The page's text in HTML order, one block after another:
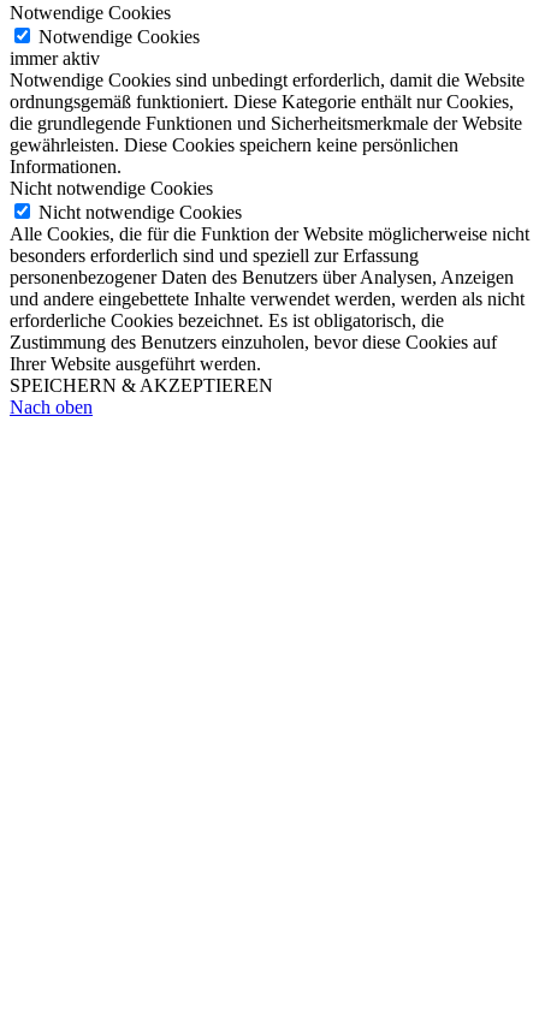
Notwendige Cookies
Notwendige Cookies
immer aktiv
Notwendige Cookies sind unbedingt erforderlich, damit die Website
ordnungsgemäß funktioniert. Diese Kategorie enthält nur Cookies,
die grundlegende Funktionen und Sicherheitsmerkmale der Website
gewährleisten. Diese Cookies speichern keine persönlichen
Informationen.
Nicht notwendige Cookies
Nicht notwendige Cookies
Alle Cookies, die für die Funktion der Website möglicherweise nicht
besonders erforderlich sind und speziell zur Erfassung
personenbezogener Daten des Benutzers über Analysen, Anzeigen
und andere eingebettete Inhalte verwendet werden, werden als nicht
erforderliche Cookies bezeichnet. Es ist obligatorisch, die
Zustimmung des Benutzers einzuholen, bevor diese Cookies auf
Ihrer Website ausgeführt werden.
SPEICHERN & AKZEPTIEREN
Nach oben